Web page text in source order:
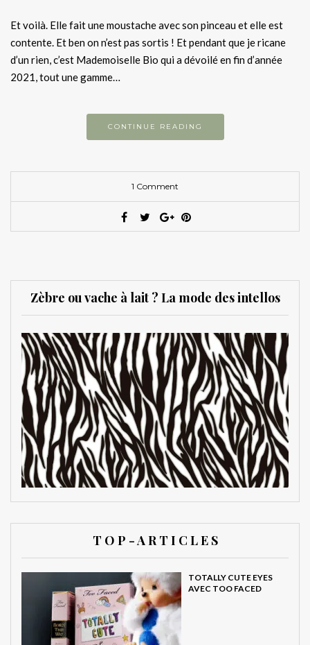
Et voilà. Elle fait une moustache avec son pinceau et elle est
contente. Et ben on n’est pas sortis ! Et pendant que je ricane
d’un rien, c’est Mademoiselle Bio qui a dévoilé en fin d’année
2021, tout une gamme…
CONTINUE READING
1 Comment
Zèbre ou vache à lait ? La mode des intellos
T O P - A R T I C L E S
TOTALLY CUTE EYES
AVEC TOO FACED